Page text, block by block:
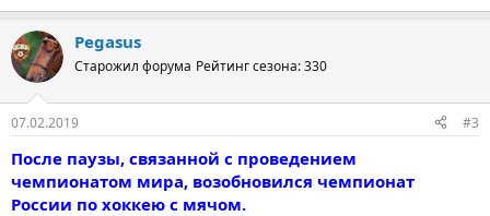
Pegasus
Старожил форума Рейтинг сезона: 330
07.02.2019 #3
После паузы, связанной с проведением
чемпионатом мира, возобновился чемпионат
России по хоккею с мячом.